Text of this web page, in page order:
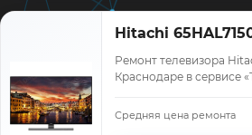
Hitachi
Ремонт телевизора
Краснодаре в сервисе
ремонта, запчасти и
Средняя цена ремонта